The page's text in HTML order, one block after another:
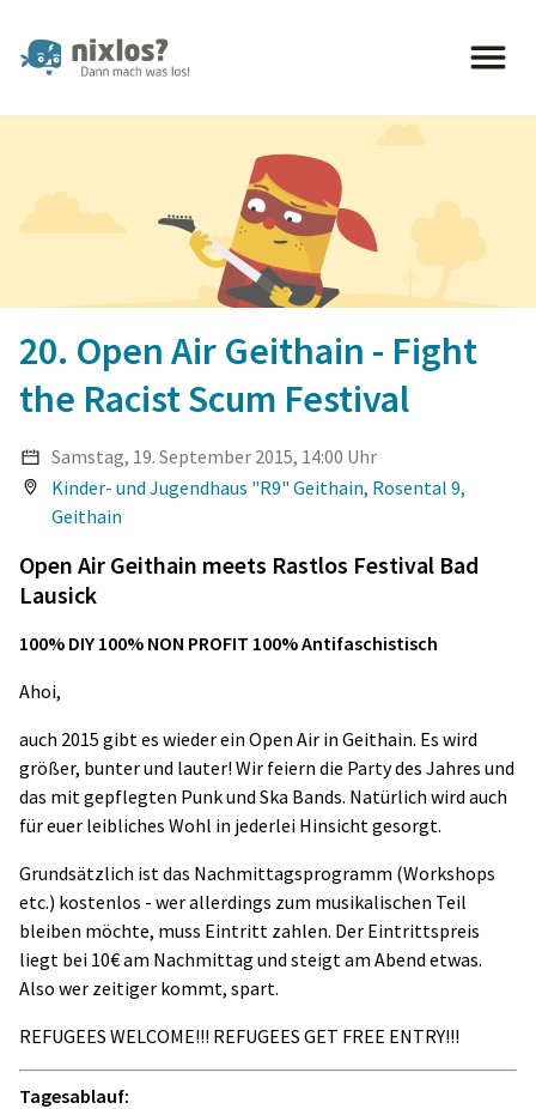
nixlos? Dann mach was
20. Open Air Geithain - Fight
the Racist Scum Festival
Samstag, 19. September 2015, 14:00 Uhr
Kinder- und Jugendhaus "R9" Geithain, Rosental 9,
Geithain
Open Air Geithain meets Rastlos Festival Bad
Lausick
100% DIY 100% NON PROFIT 100% Antifaschistisch
Ahoi,
auch 2015 gibt es wieder ein Open Air in Geithain. Es wird
größer, bunter und lauter! Wir feiern die Party des Jahres und
das mit gepflegten Punk und Ska Bands. Natürlich wird auch
für euer leibliches Wohl in jederlei Hinsicht gesorgt.
Grundsätzlich ist das Nachmittagsprogramm (Workshops
etc.) kostenlos - wer allerdings zum musikalischen Teil
bleiben möchte, muss Eintritt zahlen. Der Eintrittspreis
liegt bei 10€ am Nachmittag und steigt am Abend etwas.
Also wer zeitiger kommt, spart.
REFUGEES WELCOME!!! REFUGEES GET FREE ENTRY!!!
Tagesablauf: